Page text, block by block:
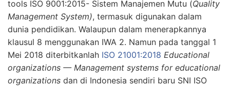
tools ISO 9001:2015- Sistem Manajemen Mutu (Quality
Management System), termasuk digunakan dalam
dunia pendidikan. Walaupun dalam menerapkannya
klausul 8 menggunakan IWA 2. Namun pada tanggal 1
Mei 2018 diterbitkanlah ISO 21001:2018 Educational
organizations — Management systems for educational
organizations dan di Indonesia sendiri baru SNI ISO